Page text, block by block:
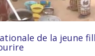
de la jeune